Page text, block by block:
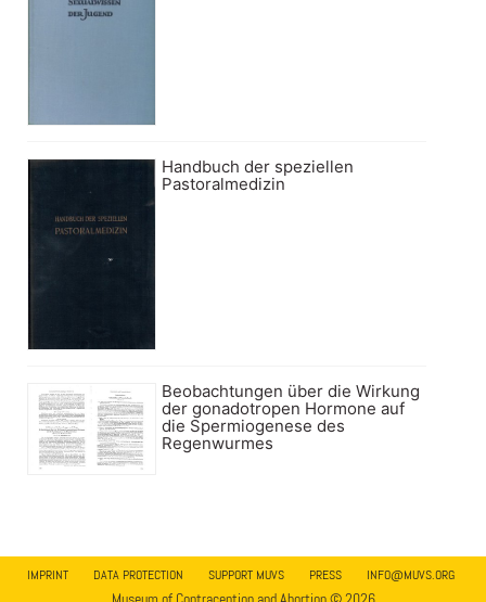
Handbuch der speziellen
Pastoralmedizin
Beobachtungen über die Wirkung
der gonadotropen Hormone auf
die Spermiogenese des
Regenwurmes
IMPRINT DATA PROTECTION SUPPORT MUVS PRESS INFO@MUVS.ORG